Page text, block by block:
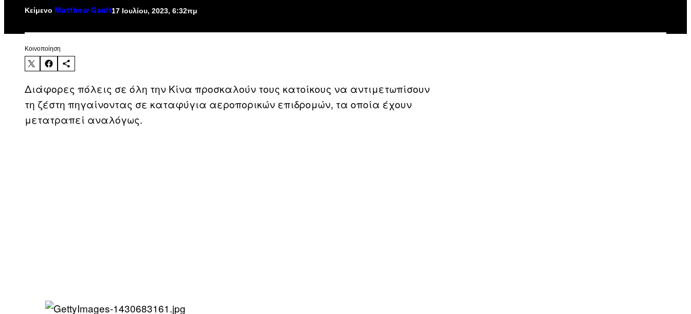
Κείμενο Matthew Gault17 Ιουλίου, 2023, 6:32πμ
Kοινοποίηση
Διάφορες πόλεις σε όλη την Κίνα προσκαλούν τους κατοίκους να αντιμετωπίσουν
τη ζέστη πηγαίνοντας σε καταφύγια αεροπορικών επιδρομών, τα οποία έχουν
μετατραπεί αναλόγως.